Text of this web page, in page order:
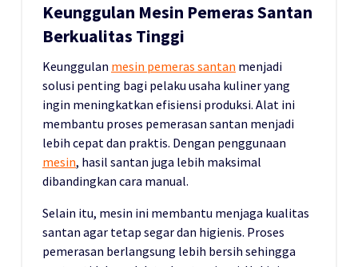
Keunggulan Mesin Pemeras Santan
Berkualitas Tinggi
Keunggulan mesin pemeras santan menjadi
solusi penting bagi pelaku usaha kuliner yang
ingin meningkatkan efisiensi produksi. Alat ini
membantu proses pemerasan santan menjadi
lebih cepat dan praktis. Dengan penggunaan
mesin, hasil santan juga lebih maksimal
dibandingkan cara manual.
Selain itu, mesin ini membantu menjaga kualitas
santan agar tetap segar dan higienis. Proses
pemerasan berlangsung lebih bersih sehingga